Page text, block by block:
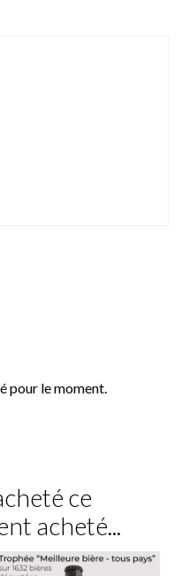
pour le moment.
ce
acheté...